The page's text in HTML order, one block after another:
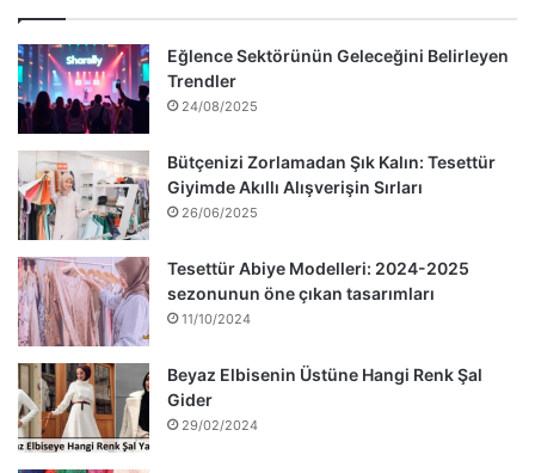
Eğlence Sektörünün Geleceğini Belirleyen
Trendler
24/08/2025
Bütçenizi Zorlamadan Şık Kalın: Tesettür
Giyimde Akıllı Alışverişin Sırları
26/06/2025
Tesettür Abiye Modelleri: 2024-2025
sezonunun öne çıkan tasarımları
11/10/2024
Beyaz Elbisenin Üstüne Hangi Renk Şal
Gider
29/02/2024